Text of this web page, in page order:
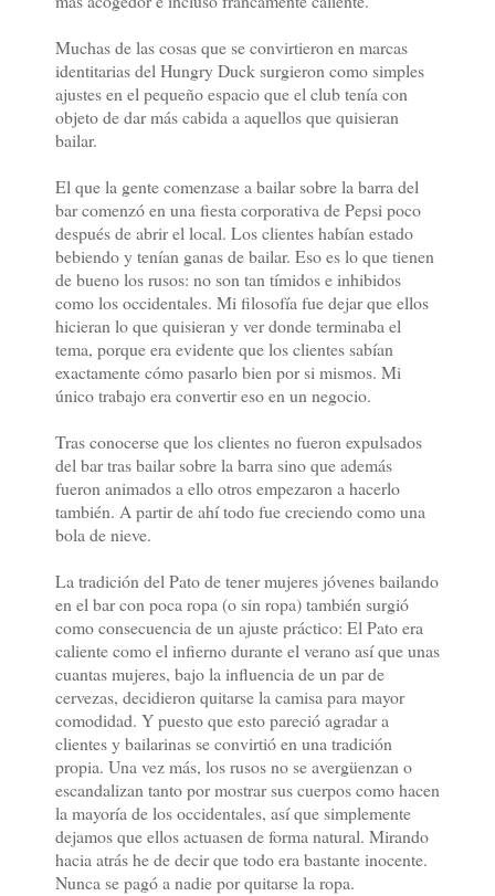
Muchas de las cosas que se convirtieron en marcas
identitarias del Hungry Duck surgieron como simples
ajustes en el pequeño espacio que el club tenía con
objeto de dar más cabida a aquellos que quisieran
bailar.
El que la gente comenzase a bailar sobre la barra del
bar comenzó en una fiesta corporativa de Pepsi poco
después de abrir el local. Los clientes habían estado
bebiendo y tenían ganas de bailar. Eso es lo que tienen
de bueno los rusos: no son tan tímidos e inhibidos
como los occidentales. Mi filosofía fue dejar que ellos
hicieran lo que quisieran y ver donde terminaba el
tema, porque era evidente que los clientes sabían
exactamente cómo pasarlo bien por si mismos. Mi
único trabajo era convertir eso en un negocio.
Tras conocerse que los clientes no fueron expulsados
del bar tras bailar sobre la barra sino que además
fueron animados a ello otros empezaron a hacerlo
también. A partir de ahí todo fue creciendo como una
bola de nieve.
La tradición del Pato de tener mujeres jóvenes bailando
en el bar con poca ropa (o sin ropa) también surgió
como consecuencia de un ajuste práctico: El Pato era
caliente como el infierno durante el verano así que unas
cuantas mujeres, bajo la influencia de un par de
cervezas, decidieron quitarse la camisa para mayor
comodidad. Y puesto que esto pareció agradar a
clientes y bailarinas se convirtió en una tradición
propia. Una vez más, los rusos no se avergüenzan o
escandalizan tanto por mostrar sus cuerpos como hacen
la mayoría de los occidentales, así que simplemente
dejamos que ellos actuasen de forma natural. Mirando
hacia atrás he de decir que todo era bastante inocente.
Nunca se pagó a nadie por quitarse la ropa.